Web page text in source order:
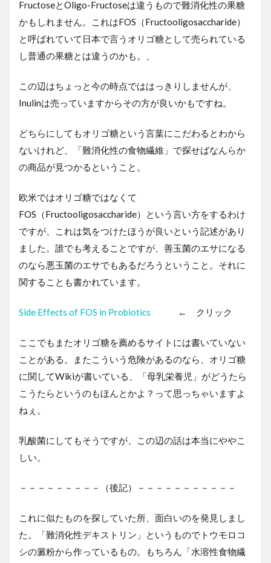
FructoseとOligo-Fructoseは違うもので難消化性の果糖
かもしれません。これはFOS（Fructooligosaccharide）
と呼ばれていて日本で言うオリゴ糖として売られている
し普通の果糖とは違うのかも。、
この辺はちょっと今の時点でははっきりしませんが、
Inulinは売っていますからその方が良いかもですね。
どちらにしてもオリゴ糖という言葉にこだわるとわから
ないけれど、「難消化性の食物繊維」で探せばなんらか
の商品が見つかるということ。
欧米ではオリゴ糖ではなくて
FOS（Fructooligosaccharide）という言い方をするわけ
ですが、これは気をつけたほうが良いという記述があり
ました。誰でも考えることですが、善玉菌のエサになる
のなら悪玉菌のエサでもあるだろうということ。それに
関することも書かれています。
Side Effects of FOS in Probiotics ← クリック
ここでもまたオリゴ糖を薦めるサイトには書いていない
ことがある。またこういう危険があるのなら、オリゴ糖
に関してWikiが書いている、「母乳栄養児」がどうたら
こうたらというのもほんとかよ？って思っちゃいますよ
ねぇ。
乳酸菌にしてもそうですが、この辺の話は本当にややこ
しい。
－－－－－－－－－（後記）－－－－－－－－－－－
これに似たものを探していた所、面白いのを発見しまし
た。「難消化性デキストリン」というものでトウモロコ
シの澱粉から作っているもの。もちろん「水溶性食物繊